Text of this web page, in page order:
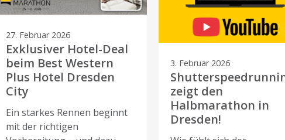
27. Februar 2026
Exklusiver Hotel-Deal
beim Best Western
Plus Hotel Dresden
City
Ein starkes Rennen beginnt
mit der richtigen
3. Februar 2026
zeigt den
Halbmarathon in
Dresden!